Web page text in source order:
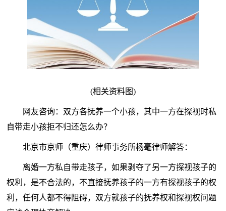
(相关资料图)
网友咨询：双方各抚养一个小孩，其中一方在探视时私
自带走小孩拒不归还怎么办？
北京市京师（重庆）律师事务所杨毫律师解答：
离婚一方私自带走孩子，如果剥夺了另一方探视孩子的
权利，是不合法的，不直接抚养孩子的一方有探视孩子的权
利，任何人都不得阻碍，双方就孩子的抚养权和探视权问题